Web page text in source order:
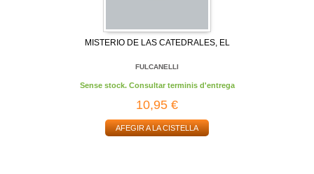
MISTERIO DE LAS CATEDRALES, EL
FULCANELLI
Sense stock. Consultar terminis d'entrega
10,95 €
AFEGIR A LA CISTELLA